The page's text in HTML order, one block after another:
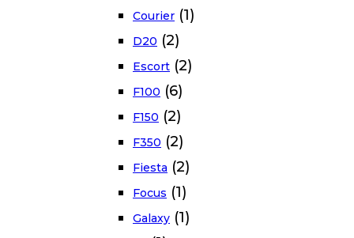
Courier (1)
D20 (2)
Escort (2)
F100 (6)
F150 (2)
F350 (2)
Fiesta (2)
Focus (1)
Galaxy (1)